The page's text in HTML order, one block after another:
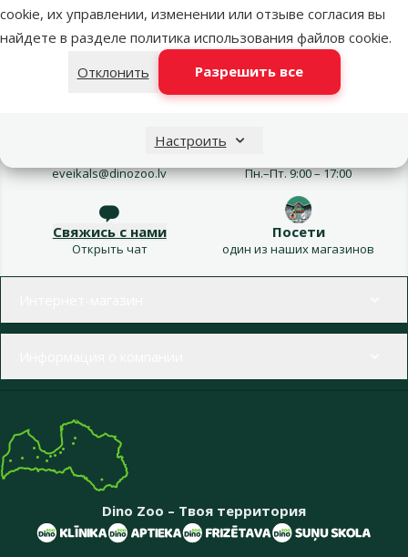
cookie, их управлении, изменении или отзыве согласия вы
найдете в разделе политика использования файлов cookie.
Отклонить
Разрешить все
Настроить
Добавить в корзину
eveikals@dinozoo.lv Пн.–Пт. 9:00 – 17:00
Свяжись с нами
Открыть чат
Посети
один из наших магазинов
Dino Zoo – Твоя территория